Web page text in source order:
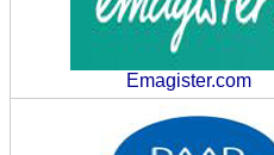
Emagister.com